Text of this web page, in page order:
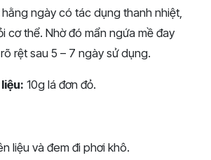
ngày có tác dụng thanh nhiệt,
cơ thể. Nhờ đó mẩn ngứa mề đay
rệt sau 5 – 7 ngày sử dụng.
10g lá đơn đỏ.
liệu và đem đi phơi khô.